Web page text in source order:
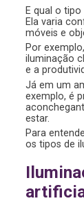
E qual o
Ela varia
móveis e
Por
iluminação
e a
Já em um
exemplo, é
estar.
Para
os tipos de